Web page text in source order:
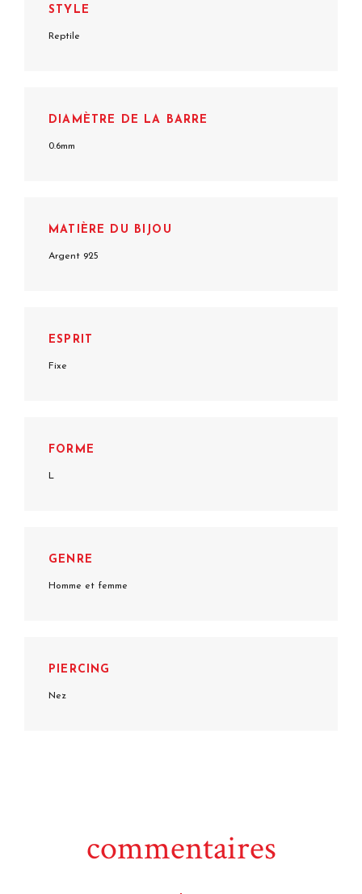
STYLE
Reptile
DIAMÈTRE DE LA BARRE
0.6mm
MATIÈRE DU BIJOU
Argent 925
ESPRIT
Fixe
FORME
L
GENRE
Homme et femme
PIERCING
Nez
commentaires